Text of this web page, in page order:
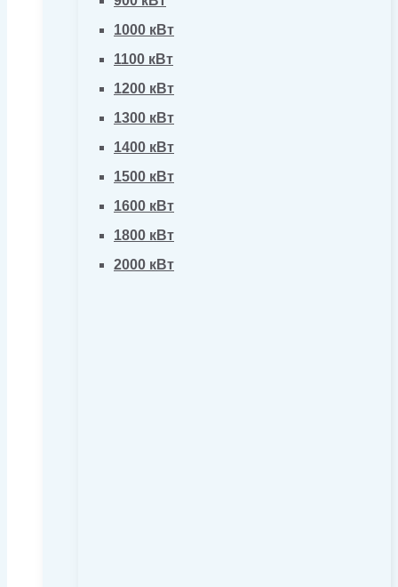
1000 кВт
1100 кВт
1200 кВт
1300 кВт
1400 кВт
1500 кВт
1600 кВт
1800 кВт
2000 кВт